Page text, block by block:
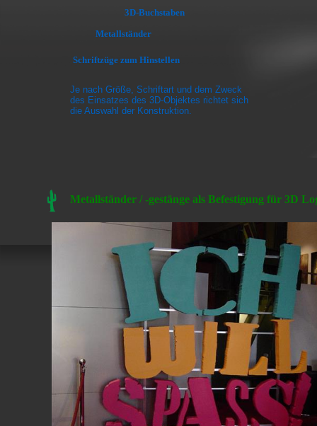
Je nach Größe, Schriftart und dem Zweck
des Einsatzes des 3D-Objektes richtet sich
die Auswahl der Konstruktion.
3D-Buchstaben
Metallständer
Schriftzüge zum Hinstellen
Metallständer / -gestänge als Befestigung für 3D